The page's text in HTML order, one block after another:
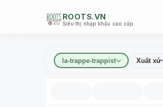
ROOTS.VN
Siêu thị nhập khẩu cao cấp
la-trappe-trappist Xuất xứ